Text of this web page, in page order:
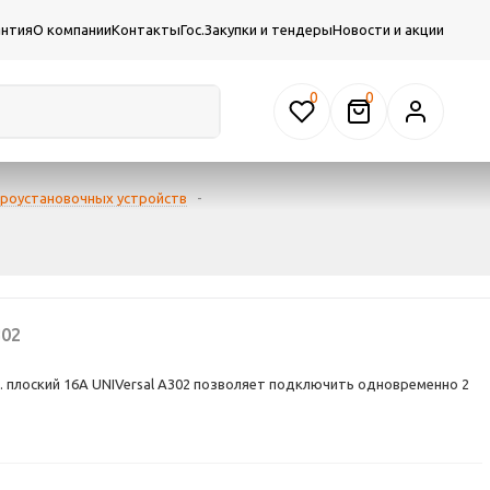
О компанииКонтактыГос.Закупки и тендерыНовости и акции
0
устройств
-
плоский 16А UNIVersal А302 позволяет подключить одновременно 2
пластика, c глянцевой поверхностью, ярко-белого цвета.